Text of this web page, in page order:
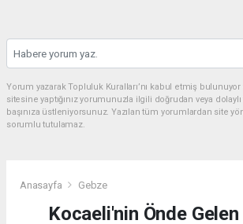
Yorum yazarak Topluluk Kuralları’nı kabul etmiş
sitesine yaptığınız yorumunuzla ilgili doğrudan veya
başınıza üstleniyorsunuz. Yazılan tüm yorumlardan site
sorumlu tutulamaz.
Anasayfa Gebze
Kocaeli'nin Önde